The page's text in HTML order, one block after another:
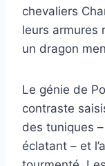
chevaliers
leurs armures
un dragon
Le génie de
contraste
des tuniques
éclatant – et